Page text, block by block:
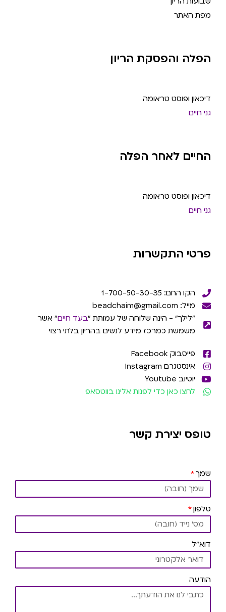
מפת האתר
הפלה והפסקת הריון
דיכאון ופוסט טראומה
גני חיים
החיים לאחר הפלה
דיכאון ופוסט טראומה
גני חיים
פרטי התקשרות
הקו החם: 1-700-50-30-35
מייל: beadchaim@gmail.com
"לילך" - הינה שלוחה של עמותת "בעד חיים" אשר
משמשת כמרכז מידע לנשים בהריון בלתי רצוי
פייסבוק Facebook
אינסטגרם Instagram
יוטיוב Youtube
לחצו כאן כדי לפנות אלינו בווטסאפ
טופס יצירת קשר
שמך
טלפון
דוא"ל
הודעה